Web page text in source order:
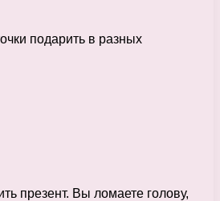
подарить в разных
презент. Вы ломаете голову,